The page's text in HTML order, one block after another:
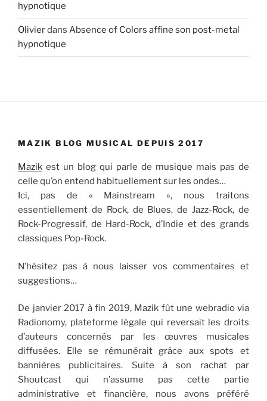
hypnotique
Olivierdans Absence of Colors affine son post-metal
hypnotique
MAZIK BLOG MUSICAL DEPUIS 2017
Mazik est un blog qui parle de musique mais pas de
celle qu’on entend habituellement sur les ondes…
Ici, pas de « Mainstream », nous traitons
essentiellement de Rock, de Blues, de Jazz-Rock, de
Rock-Progressif, de Hard-Rock, d’Indie et des grands
classiques Pop-Rock.
N’hésitez pas à nous laisser vos commentaires et
suggestions…
De janvier 2017 à fin 2019, Mazik fût une webradio via
Radionomy, plateforme légale qui reversait les droits
d’auteurs concernés par les œuvres musicales
diffusées. Elle se rémunérait grâce aux spots et
bannières publicitaires. Suite à son rachat par
Shoutcast qui n’assume pas cette partie
administrative et financière, nous avons préféré